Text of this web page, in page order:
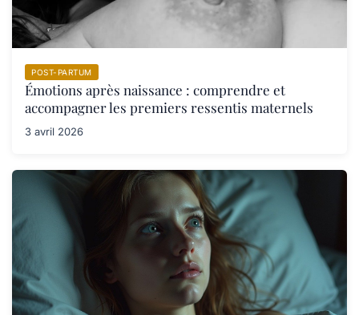
POST-PARTUM
Émotions après naissance : comprendre et
accompagner les premiers ressentis maternels
3 avril 2026